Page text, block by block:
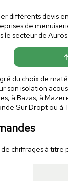
différents devis
de
le secteur de
du choix de
son isolation
à Bazas, à
Sur Dropt ou à
chiffrages à titre